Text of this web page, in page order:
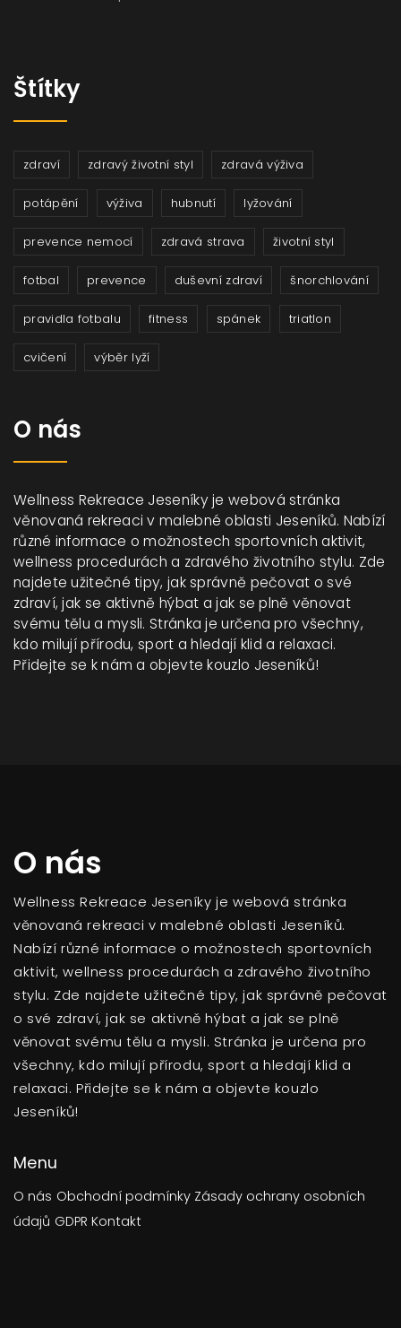
Štítky
zdraví zdravý životní styl zdravá výživa
potápění výživa hubnutí lyžování
prevence nemocí zdravá strava životní styl
fotbal prevence duševní zdraví šnorchlování
pravidla fotbalu fitness spánek triatlon
cvičení výběr lyží
O nás
Wellness Rekreace Jeseníky je webová stránka
věnovaná rekreaci v malebné oblasti Jeseníků. Nabízí
různé informace o možnostech sportovních aktivit,
wellness procedurách a zdravého životního stylu. Zde
najdete užitečné tipy, jak správně pečovat o své
zdraví, jak se aktivně hýbat a jak se plně věnovat
svému tělu a mysli. Stránka je určena pro všechny,
kdo milují přírodu, sport a hledají klid a relaxaci.
Přidejte se k nám a objevte kouzlo Jeseníků!
O nás
Wellness Rekreace Jeseníky je webová stránka
věnovaná rekreaci v malebné oblasti Jeseníků.
Nabízí různé informace o možnostech sportovních
aktivit, wellness procedurách a zdravého životního
stylu. Zde najdete užitečné tipy, jak správně pečovat
o své zdraví, jak se aktivně hýbat a jak se plně
věnovat svému tělu a mysli. Stránka je určena pro
všechny, kdo milují přírodu, sport a hledají klid a
relaxaci. Přidejte se k nám a objevte kouzlo
Jeseníků!
Menu
O nás Obchodní podmínky Zásady ochrany osobních
údajů GDPR Kontakt